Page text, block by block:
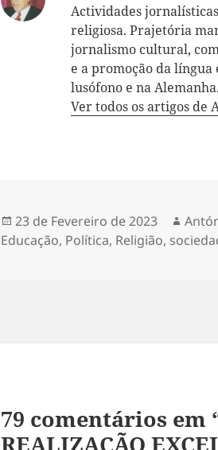
Actividades
religiosa. Prajetória
jornalismo cultural,
e a promoção da
lusófono e na Alemanha.
Ver todos os artigos de
Publicado
a
23 de Fevereiro de 2023
Educação, Política, Religião,
79 comentários em